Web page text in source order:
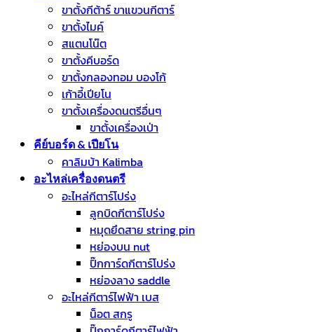
ขาตั้งกีต้าร์ ขาแขวนกีตาร์
ขาตั้งไมค์
สแตนโน๊ต
ขาตั้งคีบอร์ด
ขาตั้งกลองทอม บองโก้
เก้าอี้เปียโน
ขาตั้งเครื่องดนตรีอื่นๆ
ขาตั้งเครื่องเป่า
คีย์บอร์ด & เปียโน
คาลิมบ้า Kalimba
อะไหล่เครื่องดนตรี
อะไหล่กีตาร์โปร่ง
ลูกบิดกีตาร์โปร่ง
หมุดยึดสาย string pin
หย่องบน nut
ปิ๊กการ์ดกีตาร์โปร่ง
หย่องลาง saddle
อะไหล่กีตาร์ไฟฟ้า เบส
น็อต สกรู